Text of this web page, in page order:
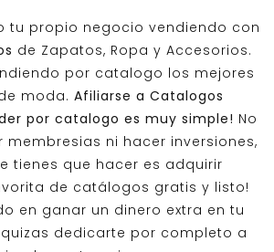
tu propio negocio vendiendo con
de Zapatos, Ropa y Accesorios.
por catalogo los mejores
moda. Afiliarse a Catalogos
por catalogo es muy simple! No
ni hacer inversiones,
tienes que hacer es adquirir
de catálogos gratis y listo!
en ganar un dinero extra en tu
dedicarte por completo a